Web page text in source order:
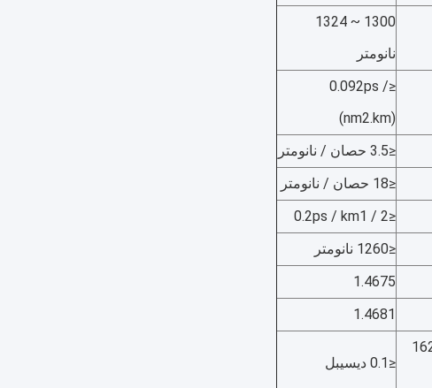
1300 ~ 1324
نانومتر
≤0.092ps /
(nm2.km)
≤3.5 حصان / نانومتر
≤18 حصان / نانومتر
≤0.2ps / km1 / 2
≤1260 نانومتر
1.4675
1.4681
قطر 30 مم ، 100 دورة) 1625
≤0.1 ديسيبل